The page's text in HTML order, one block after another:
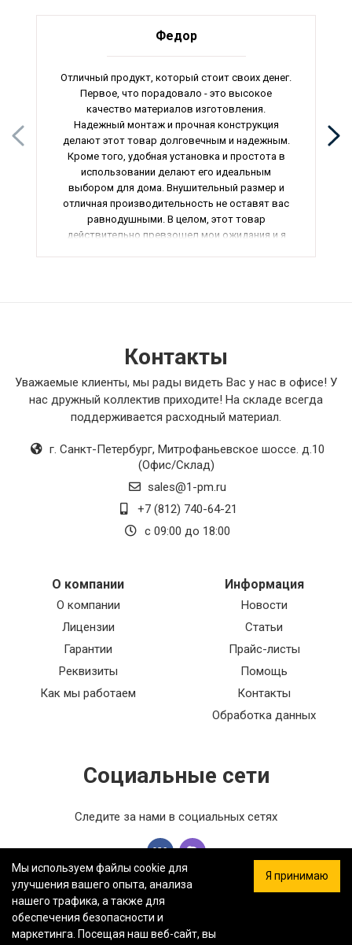
Федор
Отличный продукт, который стоит своих денег.
Первое, что порадовало - это высокое
качество материалов изготовления.
Надежный монтаж и прочная конструкция
делают этот товар долговечным и надежным.
Кроме того, удобная установка и простота в
использовании делают его идеальным
выбором для дома. Внушительный размер и
отличная производительность не оставят вас
равнодушными. В целом, этот товар
действительно превзошел мои ожидания и я
Контакты
Уважаемые клиенты, мы рады видеть Вас у нас в офисе! У
нас дружный коллектив приходите! На складе всегда
поддерживается расходный материал.
г. Санкт-Петербург, Митрофаньевское шоссе. д.10
(Офис/Склад)
sales@1-pm.ru
+7 (812) 740-64-21
с 09:00 до 18:00
О компании
О компании
Лицензии
Гарантии
Реквизиты
Как мы работаем
Информация
Новости
Статьи
Прайс-листы
Помощь
Контакты
Обработка данных
Социальные сети
Следите за нами в социальных сетях
ООО «ФЕРСТ МАСТЕР» — Информация на сайте не является
Мы используем файлы cookie для
улучшения вашего опыта, анализа
нашего трафика, а также для
обеспечения безопасности и
маркетинга. Посещая наш веб-сайт, вы
Я принимаю